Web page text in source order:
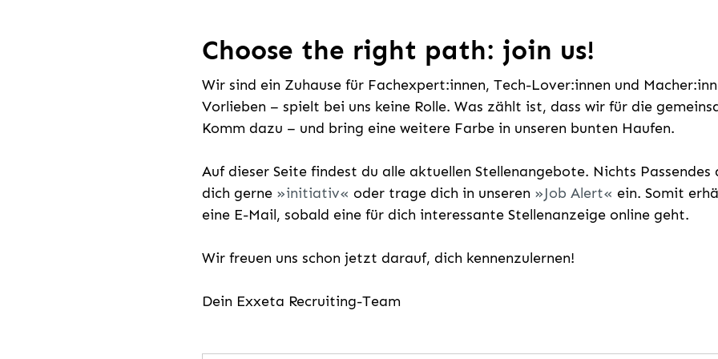
Choose the right path: join us!
Wir sind ein Zuhause für Fachexpert:innen, Tech-Lover:innen und
Vorlieben – spielt bei uns keine Rolle. Was zählt ist, dass wir für die
Komm dazu – und bring eine weitere Farbe in unseren bunten Haufen.
Auf dieser Seite findest du alle aktuellen Stellenangebote. Nichts
dich gerne
initiativ oder trage dich in unseren Job Alert
ein. Somit
eine E-Mail, sobald eine für dich interessante Stellenanzeige online geht.
Wir freuen uns schon jetzt darauf, dich kennenzulernen!
Dein Exxeta Recruiting-Team